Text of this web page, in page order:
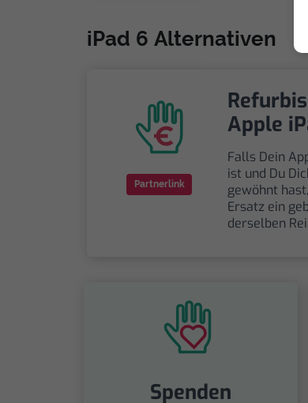
iPad 6 Alternativen
Partnerlink
Apple
Falls Dein
ist und Du
gewöhnt
Ersatz ein
derselben
Spenden